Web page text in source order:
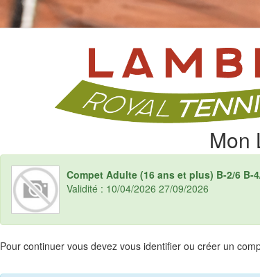
Mon
Compet Adulte (16 ans et plus) B-2/6 B-
Validité : 10/04/2026 27/09/2026
Pour continuer vous devez vous identifier ou créer un